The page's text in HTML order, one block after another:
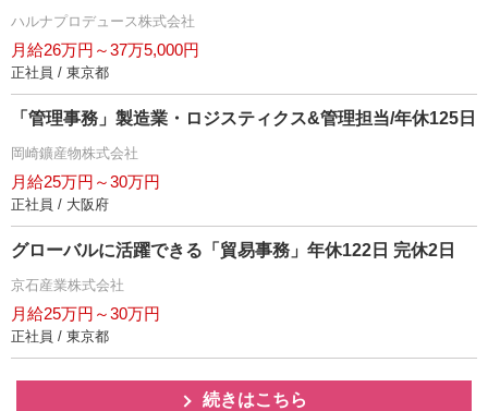
ハルナプロデュース株式会社
月給26万円～37万5,000円
正社員 / 東京都
「管理事務」製造業・ロジスティクス&管理担当/年休125日
岡崎鑛産物株式会社
月給25万円～30万円
正社員 / 大阪府
グローバルに活躍できる「貿易事務」年休122日 完休2日
京石産業株式会社
月給25万円～30万円
正社員 / 東京都
続きはこちら